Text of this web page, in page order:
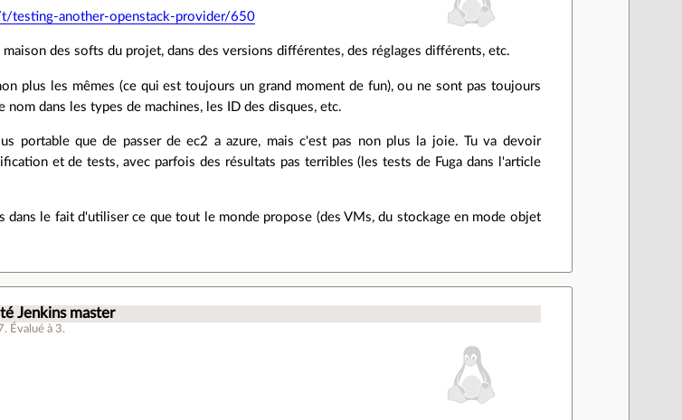
testing-another-openstack-provider/650
des softs du projet, dans des versions différentes, des réglages différents, etc.
plus les mêmes (ce qui est toujours un grand moment de fun), ou ne sont pas toujours
nom dans les types de machines, les ID des disques, etc.
portable que de passer de ec2 a azure, mais c'est pas non plus la joie. Tu va devoir
et de tests, avec parfois des résultats pas terribles (les tests de Fuga dans l'article
dans le fait d'utiliser ce que tout le monde propose (des VMs, du stockage en mode objet
Jenkins master
. Évalué à 3.